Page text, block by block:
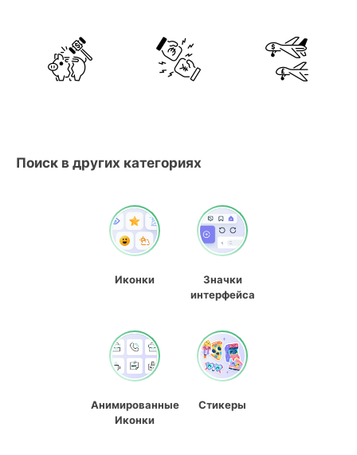
Поиск в других категориях
Иконки
Значки
интерфейса
Анимированные
Иконки
Стикеры